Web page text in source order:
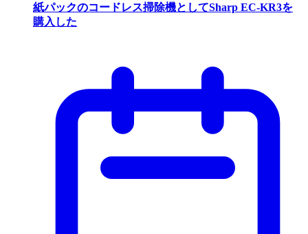
紙パックのコードレス掃除機としてSharp EC-KR3を
購入した